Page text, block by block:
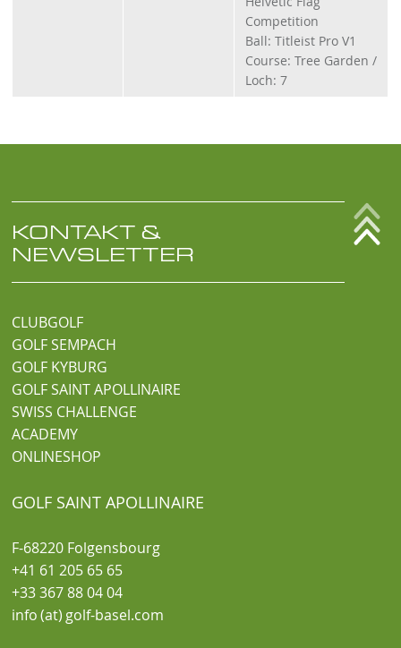
Competition
Ball: Titleist Pro V1
Course: Tree Garden /
Loch: 7
KONTAKT &
NEWSLETTER
CLUBGOLF
GOLF SEMPACH
GOLF KYBURG
GOLF SAINT APOLLINAIRE
SWISS CHALLENGE
ACADEMY
ONLINESHOP
GOLF SAINT APOLLINAIRE
F-68220 Folgensbourg
+41 61 205 65 65
+33 367 88 04 04
info (at) golf-basel.com